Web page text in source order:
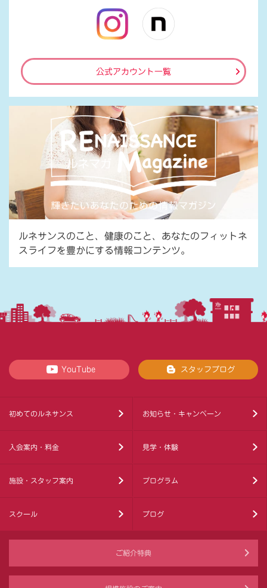
公式アカウント一覧
ルネサンスのこと、健康のこと、あなたのフィットネ
スライフを豊かにする情報コンテンツ。
YouTube スタッフブログ
初めてのルネサンス お知らせ・キャンペーン
入会案内・料金 見学・体験
施設・スタッフ案内 プログラム
スクール ブログ
ご紹介特典